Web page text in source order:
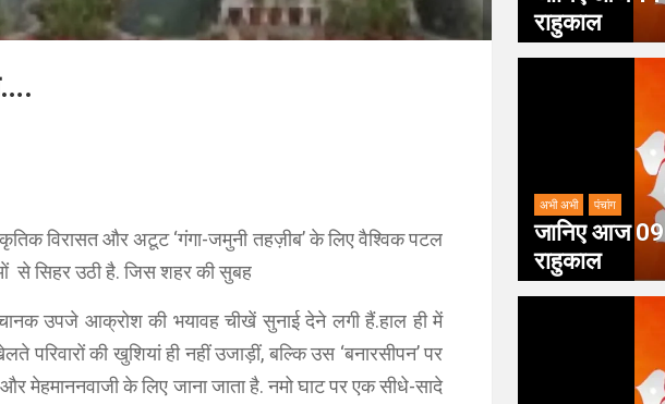
विरासत और अटूट ‘गंगा-जमुनी तहज़ीब’ के लिए वैश्विक पटल
से सिहर उठी है. जिस शहर की सुबह
उपजे आक्रोश की भयावह चीखें सुनाई देने लगी हैं.हाल ही में
की खुशियां ही नहीं उजाड़ीं, बल्कि उस ‘बनारसीपन’ पर
मेहमाननवाजी के लिए जाना जाता है. नमो घाट पर एक सीधे-सादे
राहुकाल
अभी अभी पंचांग
जानिए आज 09
राहुकाल